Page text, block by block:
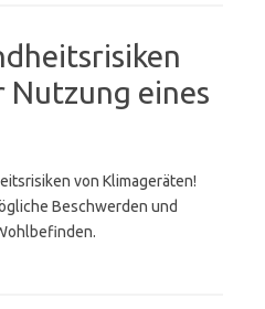
Nutzung eines
von Klimageräten!
Beschwerden und